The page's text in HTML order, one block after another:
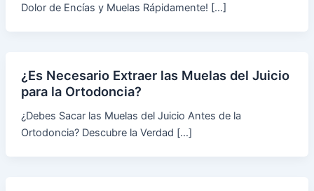
Dolor de Encías y Muelas Rápidamente! […]
¿Es Necesario Extraer las Muelas del Juicio
para la Ortodoncia?
¿Debes Sacar las Muelas del Juicio Antes de la
Ortodoncia? Descubre la Verdad […]